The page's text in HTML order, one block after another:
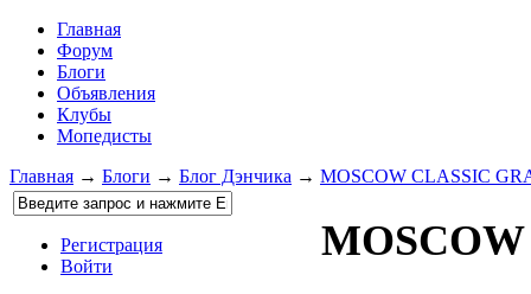
Главная
Форум
Блоги
Объявления
Клубы
Мопедисты
Главная → Блоги → Блог Дэнчика → MOSCOW CLASSIC
Регистрация
Войти